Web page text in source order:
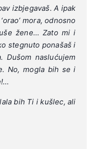
izbjegavaš. A ipak
mora, odnosno
žene… Zato mi i
stegnuto ponašaš i
Dušom naslućujem
No, mogla bih se i
bih Ti i kušlec, ali